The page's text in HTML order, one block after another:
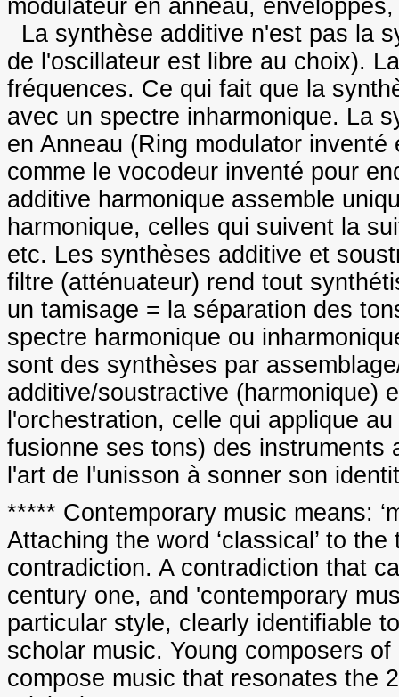
modulateur en anneau,
La synthèse additive n'est pas la
de l'oscillateur est libre au choix).
fréquences. Ce qui fait que la
avec un spectre inharmonique. La
en Anneau (Ring modulator
comme le vocodeur inventé pour
additive harmonique assemble
harmonique, celles qui suivent la
etc. Les synthèses additive et
filtre (atténuateur) rend tout
un tamisage = la séparation des
spectre harmonique ou
sont des synthèses par
additive/soustractive (harmonique)
l'orchestration, celle qui applique
fusionne ses tons) des
l'art de l'unisson à sonner son
***** Contemporary music means:
Attaching the word ‘classical’ to the
contradiction. A contradiction that
century one, and 'contemporary
particular style, clearly identifiable
scholar music. Young composers
compose music that resonates the